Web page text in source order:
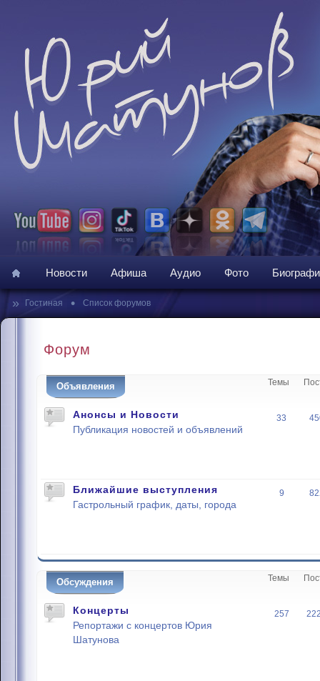
Новости Афиша Аудио Фото
» Гостиная • Список форумов
Форум
Объявления Темы
Анонсы и Новости
Публикация новостей и объявлений
33
Ближайшие выступления
Гастрольный график, даты, города
9
Обсуждения Темы
Концерты
Репортажи с концертов Юрия
Шатунова
257